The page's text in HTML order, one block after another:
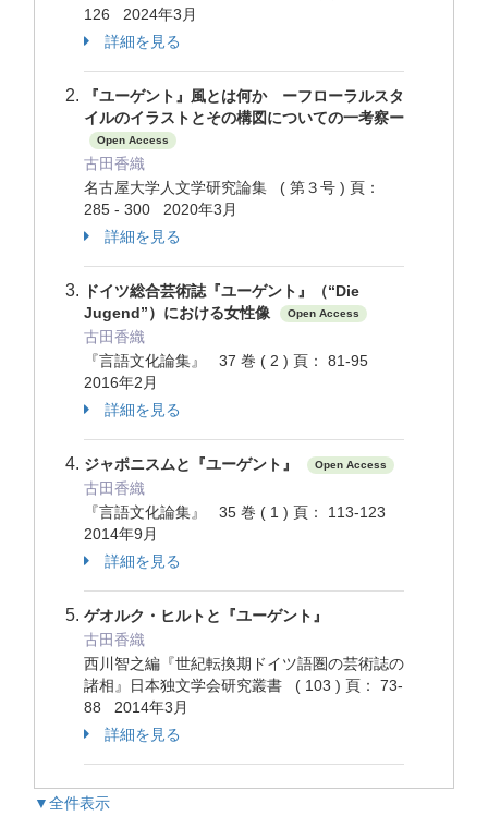
126 2024年3月
詳細を見る
『ユーゲント』風とは何か ーフローラルスタ
イルのイラストとその構図についての一考察ー
Open Access
古田香織
名古屋大学人文学研究論集 ( 第３号 ) 頁：
285 - 300 2020年3月
詳細を見る
ドイツ総合芸術誌『ユーゲント』（“Die
Jugend”）における女性像
Open Access
古田香織
『言語文化論集』 37 巻 ( 2 ) 頁： 81-95
2016年2月
詳細を見る
ジャポニスムと『ユーゲント』 Open Access
古田香織
『言語文化論集』 35 巻 ( 1 ) 頁： 113-123
2014年9月
詳細を見る
ゲオルク・ヒルトと『ユーゲント』
古田香織
西川智之編『世紀転換期ドイツ語圏の芸術誌の
諸相』日本独文学会研究叢書 ( 103 ) 頁： 73-
88 2014年3月
詳細を見る
▼全件表示